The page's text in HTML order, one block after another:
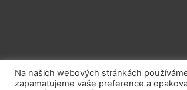
Na našich webových stránkách
zapamatujeme vaše preference a